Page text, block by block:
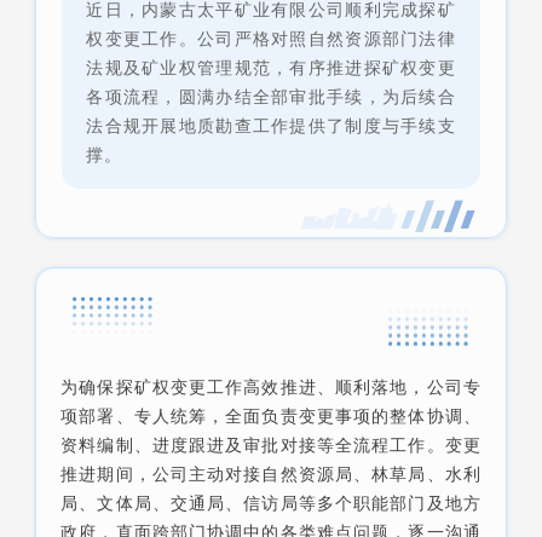
近日，内蒙古太平矿业有限公司顺利完成探矿
权变更工作。公司严格对照自然资源部门法律
法规及矿业权管理规范，有序推进探矿权变更
各项流程，圆满办结全部审批手续，为后续合
法合规开展地质勘查工作提供了制度与手续支
撑。
为确保探矿权变更工作高效推进、顺利落地，公司专
项部署、专人统筹，全面负责变更事项的整体协调、
资料编制、进度跟进及审批对接等全流程工作。变更
推进期间，公司主动对接自然资源局、林草局、水利
局、文体局、交通局、信访局等多个职能部门及地方
政府，直面跨部门协调中的各类难点问题，逐一沟通